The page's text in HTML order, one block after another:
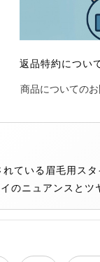
返品特約につい
商品についての
ている眉毛用ス
ニュアンスとツ